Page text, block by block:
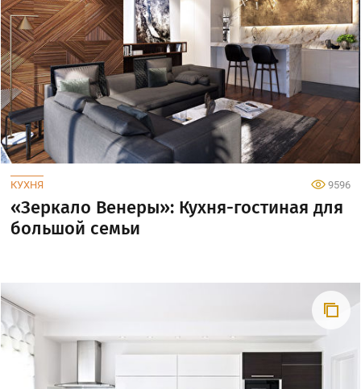
КУХНЯ 9596
«Зеркало Венеры»: Кухня-гостиная для
большой семьи